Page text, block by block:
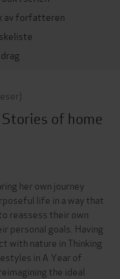
av forfatteren
of home
her own journey
life in a way that
reassess their own
personal goals. Having
with nature in Thinking
in A Year of
the ideal